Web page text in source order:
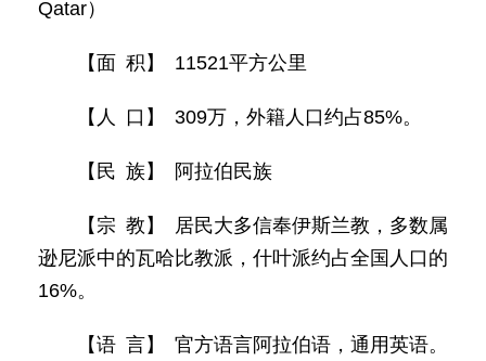
Qatar）
【面 积】 11521平方公里
【人 口】 309万，外籍人口约占85%。
【民 族】 阿拉伯民族
【宗 教】 居民大多信奉伊斯兰教，多数属
逊尼派中的瓦哈比教派，什叶派约占全国人口的
16%。
【语 言】 官方语言阿拉伯语，通用英语。